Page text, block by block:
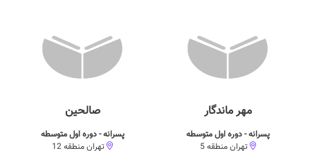
مهر ماندگار
پسرانه - دوره اول متوسطه
تهران منطقه 5
صالحین
پسرانه - دوره اول متوسطه
تهران منطقه 12